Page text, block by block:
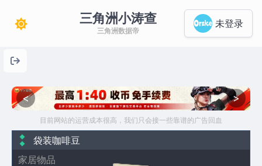
三角洲小涛查
三角洲数据帝
未登录
< >
目前网站的运营成本很高，我们只会接一些靠谱的广告回血
袋装咖啡豆
家居物品